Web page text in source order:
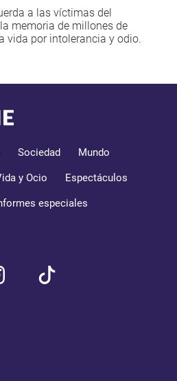
a las víctimas del
memoria de millones de
vida por intolerancia y odio.
Sociedad Mundo
y Ocio Espectáculos
especiales